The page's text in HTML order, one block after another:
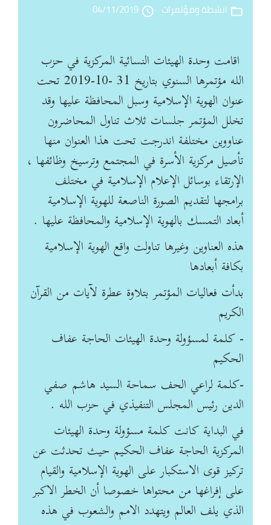
folder_open انشطة ومؤتمرات access_time
04/11/2019
اقامت وحدة الهيئات النسائية المركزية في حزب
الله مؤتمرها السنوي بتاريخ 31 -10-2019 تحت
عنوان الهوية الإسلامية وسبل المحافظة عليها وقد
تخلل المؤتمر جلسات ثلاث تناول المحاضرون
عناووين مختلفة اندرجت تحت هذا العنوان منها
تأصيل مركزية الأسرة في المجتمع وترسيخ وظائفها ،
الإرتقاء بوسائل الإعلام الإسلامية في مختلف
برامجها لتقديم الصورة الناصعة للهوية الإسلامية
أبعاد التمسك بالهوية الإسلامية والمحافظة عليها .
هذه العناوين وغيرها تناولت واقع الهوية الإسلامية
بكافة أبعادها
بدأت فعاليات المؤتمر بتلاوة عطرة لآيات من القرآن
الكريم
- كلمة لمسؤولة وحدة الهيئات الحاجة عفاف
الحكيم
-كلمة لراعي الحف سماحة السيد هاشم صفي
الدين رئيس المجلس التنفيذي في حزب الله .
في البداية كانت كلمة مسؤولة وحدة الهيئات
المركزية الحاجة عفاف الحكيم حيث تحدثت عن
تركيز قوى الاستكبار على الهوية الإسلامية والقيام
على إفراغها من محتواها خصوصا أن الخطر الاكبر
الذي يلف العالم ويتهدد الامم والشعوب في هذه